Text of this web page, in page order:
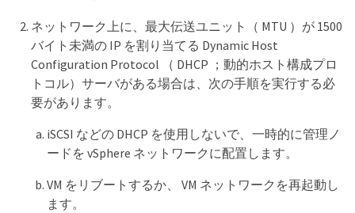
ネットワーク上に、最大伝送ユニット（ MTU ）が 1500
バイト未満の IP を割り当てる Dynamic Host
Configuration Protocol （ DHCP ；動的ホスト構成プロ
トコル）サーバがある場合は、次の手順を実行する必
要があります。
iSCSI などの DHCP を使用しないで、一時的に管理ノ
ードを vSphere ネットワークに配置します。
VM をリブートするか、 VM ネットワークを再起動し
ます。